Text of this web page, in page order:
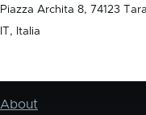
Piazza Archita 8, 74123
IT, Italia
About